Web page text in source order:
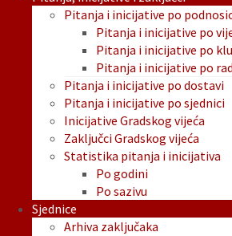
Pitanja i inicijative po
Pitanja i inicijative po
Pitanja i inicijative po
Pitanja i inicijative po
Pitanja i inicijative po dostavi
Pitanja i inicijative po sjednici
Inicijative Gradskog vijeća
Zaključci Gradskog vijeća
Statistika pitanja i inicijativa
Po godini
Po sazivu
Sjednice
Arhiva zaključaka